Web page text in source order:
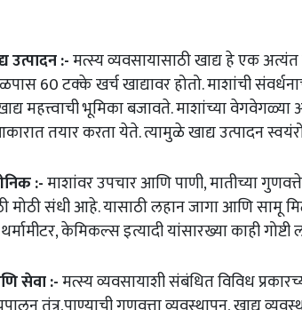
उत्पादन:-मत्स्य व्यवसायासाठी खाद्य हे एक
60 टक्के खर्च खाद्यावर होतो. माशांची
महत्त्वाची भूमिका बजावते. माशांच्या
तयार करता येते. त्यामुळे खाद्य उत्पादन
:-माशांवर उपचार आणि पाणी, मातीच्या
मोठी संधी आहे. यासाठी लहान जागा आणि सामू
केमिकल्स इत्यादी यांसारख्या काही गोष्टी
सेवा:-मत्स्य व्यवसायाशी संबंधित विविध